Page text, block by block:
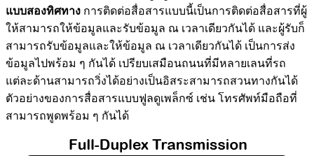
แบบสองทิศทาง การติดต่อสื่อสารแบบนี้เป็นการติดต่อสื่อสารที่ผู้
ให้สามารถให้ข้อมูลและรับข้อมูล ณ เวลาเดียวกันได้ และผู้รับก็
สามารถรับข้อมูลและให้ข้อมูล ณ เวลาเดียวกันได้ เป็นการส่ง
ข้อมูลไปพร้อม ๆ กันได้ เปรียบเสมือนถนนที่มีหลายเลนที่รถ
แต่ละด้านสามารถวิ่งได้อย่างเป็นอิสระสามารถสวนทางกันได้
ตัวอย่างของการสื่อสารแบบฟูลดูเพล็กซ์ เช่น โทรศัพท์มือถือที่
สามารถพูดพร้อม ๆ กันได้